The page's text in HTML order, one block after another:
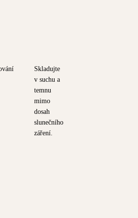
Skladujte
v suchu a
temnu
mimo
dosah
slunečního
záření.